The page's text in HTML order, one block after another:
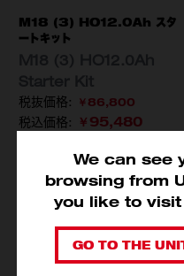
We can see
browsing from
you like to
GO TO THE
M18 (3) HO12.0Ah スタ
ートキット
￥86,800
税込価格: ￥95,480
M18 HNRG-123 JP
入荷通知メールに登録す
品切れ